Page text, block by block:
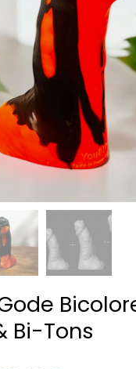
Bi-Tons